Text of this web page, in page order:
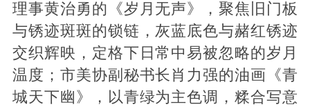
理事黄治勇的《岁月无声》，聚焦旧门板
与锈迹斑斑的锁链，灰蓝底色与赭红锈迹
交织辉映，定格下日常中易被忽略的岁月
温度； 市美协副秘书长肖力强的油画《青
城天下幽》，以青绿为主色调，糅合写意